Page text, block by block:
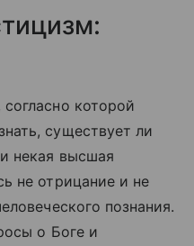
которой
существует ли
некая высшая
не отрицание и не
познания.
о Боге и